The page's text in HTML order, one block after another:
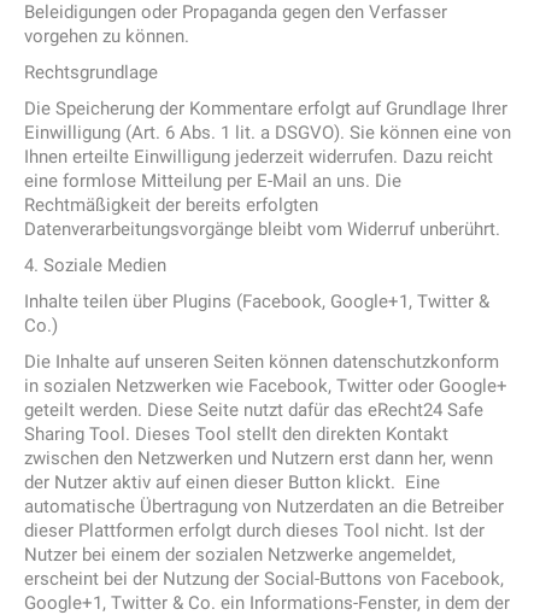
Beleidigungen oder Propaganda gegen den Verfasser
vorgehen zu können.
Rechtsgrundlage
Die Speicherung der Kommentare erfolgt auf Grundlage Ihrer
Einwilligung (Art. 6 Abs. 1 lit. a DSGVO). Sie können eine von
Ihnen erteilte Einwilligung jederzeit widerrufen. Dazu reicht
eine formlose Mitteilung per E-Mail an uns. Die
Rechtmäßigkeit der bereits erfolgten
Datenverarbeitungsvorgänge bleibt vom Widerruf unberührt.
4. Soziale Medien
Inhalte teilen über Plugins (Facebook, Google+1, Twitter &
Co.)
Die Inhalte auf unseren Seiten können datenschutzkonform
in sozialen Netzwerken wie Facebook, Twitter oder Google+
geteilt werden. Diese Seite nutzt dafür das eRecht24 Safe
Sharing Tool. Dieses Tool stellt den direkten Kontakt
zwischen den Netzwerken und Nutzern erst dann her, wenn
der Nutzer aktiv auf einen dieser Button klickt. Eine
automatische Übertragung von Nutzerdaten an die Betreiber
dieser Plattformen erfolgt durch dieses Tool nicht. Ist der
Nutzer bei einem der sozialen Netzwerke angemeldet,
erscheint bei der Nutzung der Social-Buttons von Facebook,
Google+1, Twitter & Co. ein Informations-Fenster, in dem der